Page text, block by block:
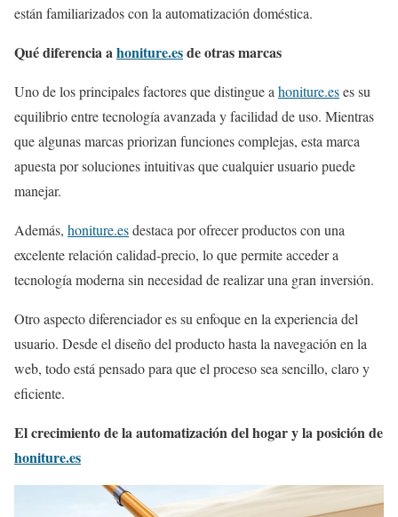
están familiarizados con la automatización doméstica.
Qué diferencia ahoniture.esde otras marcas
Uno de los principales factores que distingue ahoniture.eses su
equilibrio entre tecnología avanzada y facilidad de uso. Mientras
que algunas marcas priorizan funciones complejas, esta marca
apuesta por soluciones intuitivas que cualquier usuario puede
manejar.
Además, honiture.esdestaca por ofrecer productos con una
excelente relación calidad-precio, lo que permite acceder a
tecnología moderna sin necesidad de realizar una gran inversión.
Otro aspecto diferenciador es su enfoque en la experiencia del
usuario. Desde el diseño del producto hasta la navegación en la
web, todo está pensado para que el proceso sea sencillo, claro y
eficiente.
El crecimiento de la automatización del hogar y la posición de
honiture.es